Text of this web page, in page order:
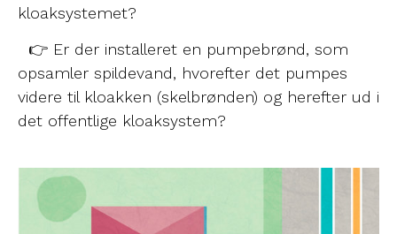
kloaksystemet?
👉 Er der installeret en pumpebrønd, som
opsamler spildevand, hvorefter det pumpes
videre til kloakken (skelbrønden) og herefter ud i
det offentlige kloaksystem?